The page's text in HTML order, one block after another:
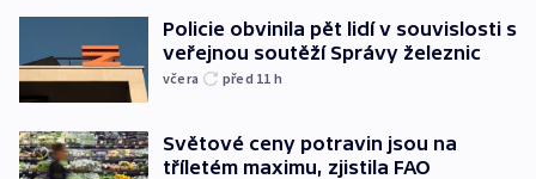
Policie obvinila pět lidí v souvislosti s
veřejnou soutěží Správy železnic
včera před 11 h
Světové ceny potravin jsou na
tříletém maximu, zjistila FAO